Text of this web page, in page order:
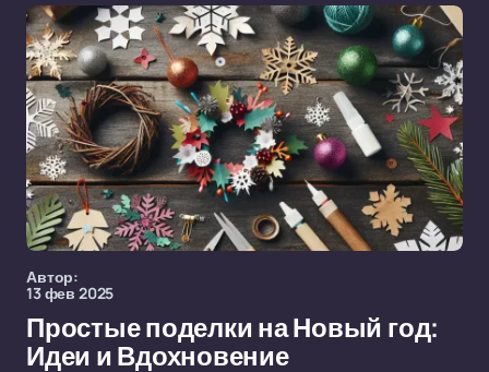
Автор:
13 фев 2025
Простые поделки на Новый год:
Идеи и Вдохновение